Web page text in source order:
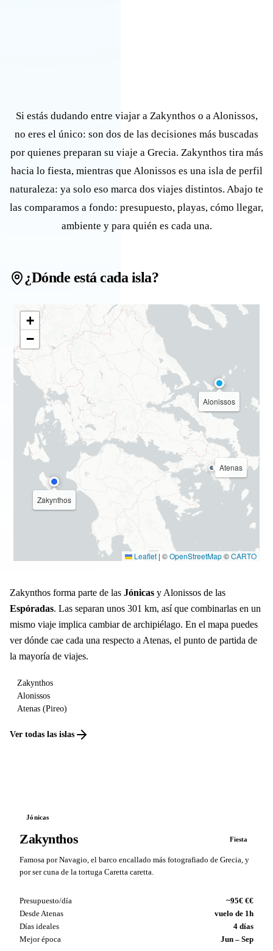
Si estás dudando entre viajar a Zakynthos o a Alonissos,
no eres el único: son dos de las decisiones más buscadas
por quienes preparan su viaje a Grecia. Zakynthos tira más
hacia lo fiesta, mientras que Alonissos es una isla de perfil
naturaleza: ya solo eso marca dos viajes distintos. Abajo te
las comparamos a fondo: presupuesto, playas, cómo llegar,
ambiente y para quién es cada una.
¿Dónde está cada isla?
Zakynthos
Alonissos
Atenas
+
−
Leaflet | ©OpenStreetMap©CARTO
Zakynthos forma parte de las Jónicas y Alonissos de las
Espóradas. Las separan unos 301 km, así que combinarlas en un
mismo viaje implica cambiar de archipiélago. En el mapa puedes
ver dónde cae cada una respecto a Atenas, el punto de partida de
la mayoría de viajes.
Zakynthos
Alonissos
Atenas (Pireo)
Ver todas las islas
Jónicas
Zakynthos Fiesta
Famosa por Navagio, el barco encallado más fotografiado de Grecia, y
por ser cuna de la tortuga Caretta caretta.
Presupuesto/día
~95€ €€
Desde Atenas
vuelo de 1h
Días ideales
4 días
Mejor época
Jun – Sep